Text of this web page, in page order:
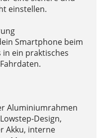
einstellen.
Smartphone beim
in ein praktisches
Aluminiumrahmen
Design,
Akku, interne